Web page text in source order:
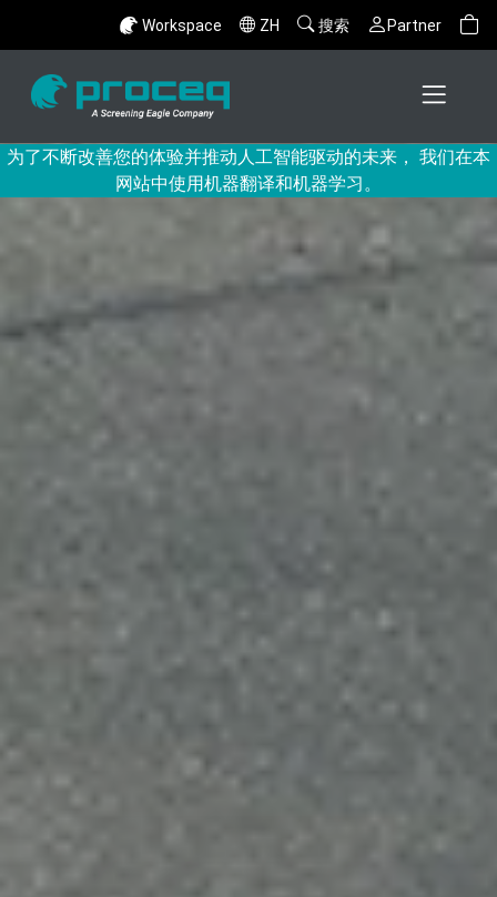
Workspace ZH 搜索 Partner
为了不断改善您的体验并推动人工智能驱动的未来， 我们在本
网站中使用机器翻译和机器学习。